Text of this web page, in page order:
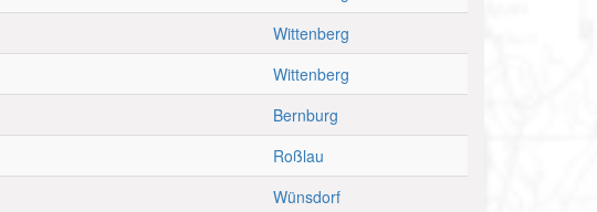
Wittenberg
Wittenberg
Bernburg
Roßlau
Wünsdorf